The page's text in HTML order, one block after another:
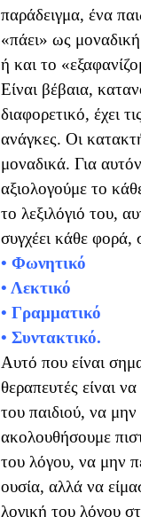
παράδειγμα, ένα
«πάει» ως
ή και το
Είναι βέβαια,
διαφορετικό, έχει
ανάγκες. Οι
μοναδικά. Για
αξιολογούμε το
το λεξιλόγιό του,
• Φωνητικό
• Λεκτικό
• Γραμματικό
• Συντακτικό.
Αυτό που είναι
θεραπευτές είναι
του παιδιού, να
ακολουθήσουμε
του λόγου, να μην
ουσία, αλλά να
λογική του λόγου